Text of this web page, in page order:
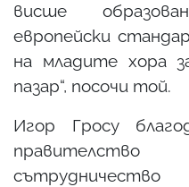
висше
европейски
на младите хора
пазар“, посочи той.
Игор Гросу